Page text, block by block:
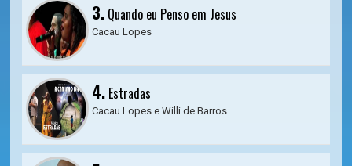
3. Quando eu Penso em Jesus
Cacau Lopes
4. Estradas
Cacau Lopes e Willi de Barros